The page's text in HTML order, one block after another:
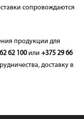
сопровождаются
продукции для
62 100или +375 29 66
доставку в